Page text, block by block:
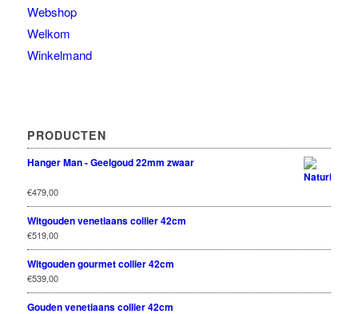
Webshop
Welkom
Winkelmand
PRODUCTEN
Hanger Man - Geelgoud 22mm zwaar
Rated5.00
of 5
€479,00
Witgouden venetiaans collier 42cm
€519,00
Witgouden gourmet collier 42cm
€539,00
Gouden venetiaans collier 42cm